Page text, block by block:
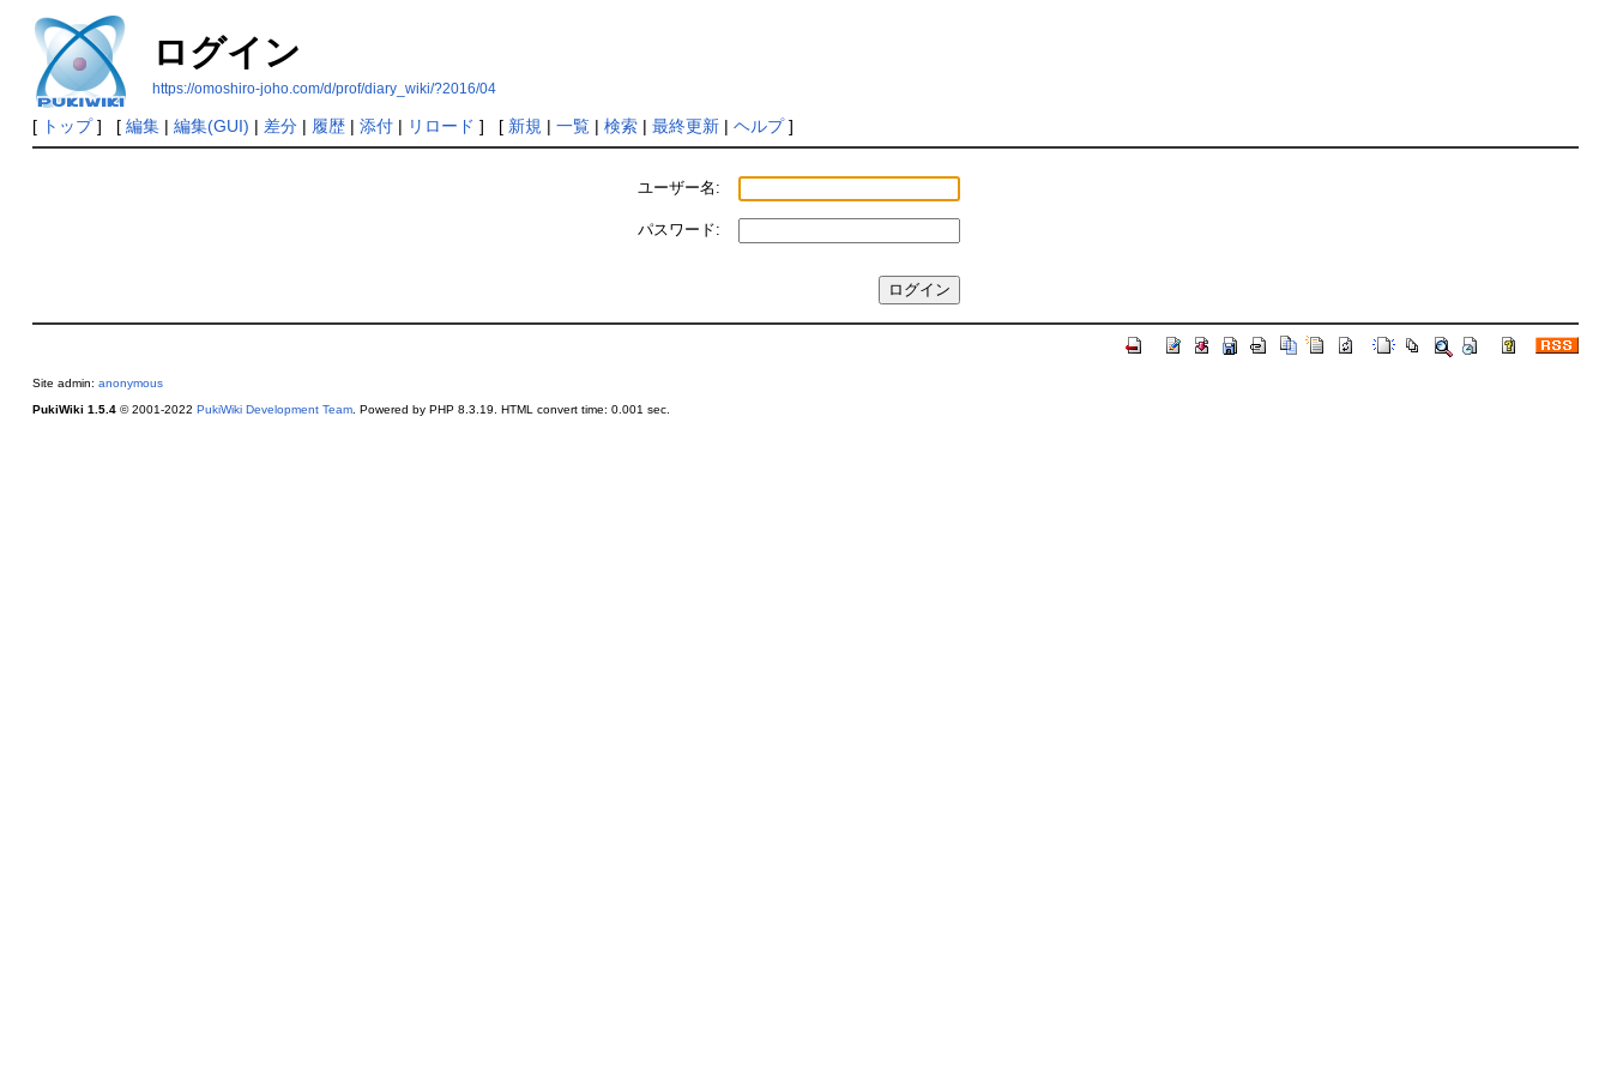
ログイン
https://omoshiro-joho.com/d/prof/diary_wiki/?2016/04
[ トップ] [ 編集| 編集(GUI) | 差分| 履歴| 添付| リロード ] [ 新規 | 一覧| 検索| 最終更新| ヘルプ]
ユーザー名:
パスワード:
Site admin: anonymous
PukiWiki 1.5.4© 2001-2022 PukiWiki Development Team. Powered by PHP 8.3.19. HTML convert time: 0.001 sec.